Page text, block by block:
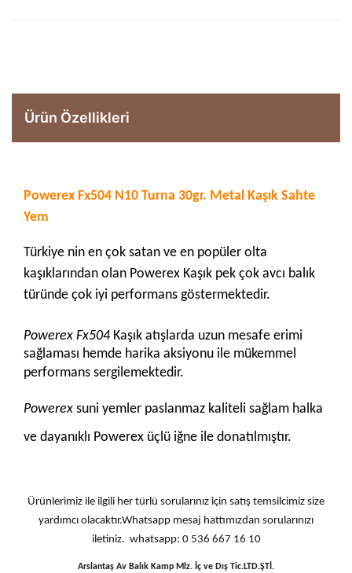
Ürün Özellikleri
Powerex Fx504 N10 Turna 30gr. Metal Kaşık Sahte
Yem
Türkiye nin en çok satan ve en popüler olta
kaşıklarından olan Powerex Kaşık pek çok avcı balık
türünde çok iyi performans göstermektedir.
Powerex Fx504 Kaşık atışlarda uzun mesafe erimi
sağlaması hemde harika aksiyonu ile mükemmel
performans sergilemektedir.
Powerex suni yemler paslanmaz kaliteli sağlam halka
ve dayanıklı Powerex üçlü iğne ile donatılmıştır.
Ürünlerimiz ile ilgili her türlü sorularınız için satış temsilcimiz size
yardımcı olacaktır.Whatsapp mesaj hattımızdan sorularınızı
iletiniz. whatsapp: 0 536 667 16 10
Arslantaş Av Balık Kamp Mlz. İç ve Dış Tic.LTD.ŞTİ.